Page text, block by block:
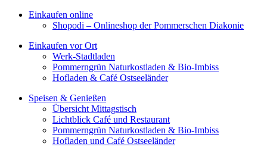
Einkaufen online
Shopodi – Onlineshop der Pommerschen Diakonie
Einkaufen vor Ort
Werk-Stadtladen
Pommerngrün Naturkostladen & Bio-Imbiss
Hofladen & Café Ostseeländer
Speisen & Genießen
Übersicht Mittagstisch
Lichtblick Café und Restaurant
Pommerngrün Naturkostladen & Bio-Imbiss
Hofladen und Café Ostseeländer